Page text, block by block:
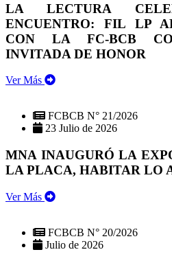
LA LECTURA
ENCUENTRO: FIL LP
CON LA FC-BCB
INVITADA DE HONOR
Ver Más
FCBCB N° 21/2026
23 Julio de 2026
MNA INAUGURÓ LA
LA PLACA, HABITAR LO
Ver Más
FCBCB N° 20/2026
Julio de 2026